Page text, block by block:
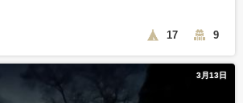
17 9
3月13日